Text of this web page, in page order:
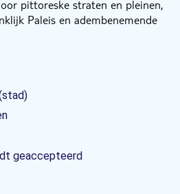
pittoreske straten en pleinen,
Paleis en adembenemende
het oude fort.
naar de vallei in het Grund-
voormalige abdij van
mooie verhalen over de stichting
zijn stichter Sigfried, legt de
het bestaan van de ondergrondse
genoemd. Daarnaast deelt de
met u, introduceert u in
en probeert u alle vragen te
u ook de gelegenheid om een
geaccepteerd